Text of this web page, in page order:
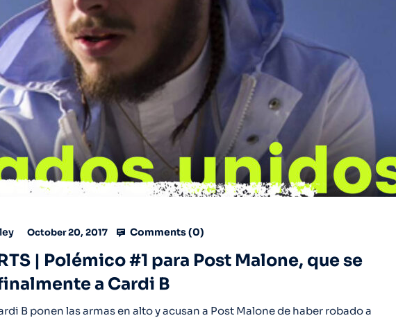
October 20, 2017 Comments (0)
| Polémico #1 para Post Malone, que se
a Cardi B
B ponen las armas en alto y acusan a Post Malone de haber robado a